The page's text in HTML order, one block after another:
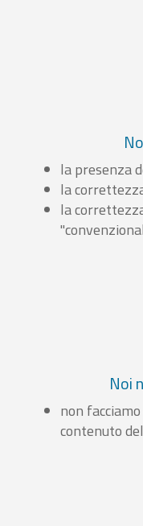
la presenza
la
la
Noi
non
contenuto